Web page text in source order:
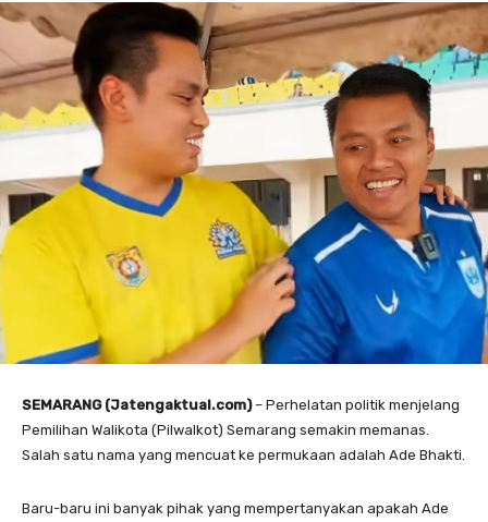
SEMARANG (Jatengaktual.com)– Perhelatan politik menjelang
Pemilihan Walikota (Pilwalkot) Semarang semakin memanas.
Salah satu nama yang mencuat ke permukaan adalah Ade Bhakti.
Baru-baru ini banyak pihak yang mempertanyakan apakah Ade